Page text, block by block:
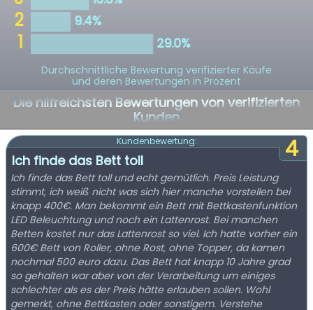
Durchschnittliche Bewertung verifizierter Käufe
und deren Bewertungen in Prozent
Die hilfreichsten Bewertungen von verifizierten
Kunden
4
Kundenbewertung:
Ich finde das Bett toll
Ich finde das Bett toll und echt gemütlich. Preis Leistung
stimmt, ich weiß nicht was sich hier manche vorstellen bei
knapp 400€. Man bekommt ein Bett mit Bettkastenfunktion
LED Beleuchtung und noch ein Lattenrost. Bei manchen
Betten kostet nur das Lattenrost so viel. Ich hatte vorher ein
600€ Bett von Roller, ohne Rost, ohne Topper, da kamen
nochmal 500 euro dazu. Das Bett hat knapp 10 Jahre grad
so gehalten war aber von der Verarbeitung um einiges
schlechter als es der Preis hätte erlauben sollen. Wohl
gemerkt, ohne Bettkasten oder sonstigem. Verstehe